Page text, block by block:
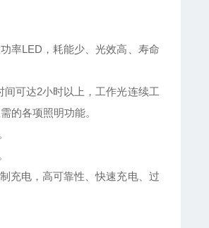
率LED，耗能少、光效高、寿命
可达2小时以上，工作光连续工
的各项照明功能。
充电，高可靠性、快速充电、过